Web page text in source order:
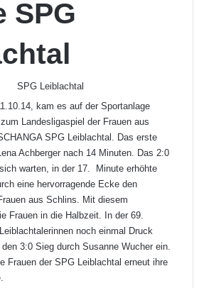
SPG
kam es auf der Sportanlage
Landesligaspiel der Frauen aus
SPG Leiblachtal. Das erste
Achberger nach 14 Minuten. Das 2:0
warten, in der 17. Minute erhöhte
eine hervorragende Ecke den
aus Schlins. Mit diesem
Frauen in die Halbzeit. In der 69.
noch einmal Druck
3:0 Sieg durch Susanne Wucher ein.
Frauen der SPG Leiblachtal erneut ihre